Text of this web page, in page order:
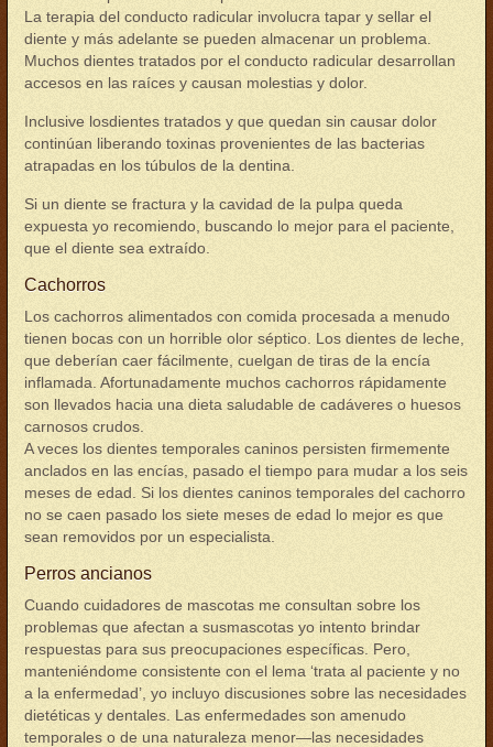
La terapia del conducto radicular involucra tapar y sellar el
diente y más adelante se pueden almacenar un problema.
Muchos dientes tratados por el conducto radicular desarrollan
accesos en las raíces y causan molestias y dolor.
Inclusive losdientes tratados y que quedan sin causar dolor
continúan liberando toxinas provenientes de las bacterias
atrapadas en los túbulos de la dentina.
Si un diente se fractura y la cavidad de la pulpa queda
expuesta yo recomiendo, buscando lo mejor para el paciente,
que el diente sea extraído.
Cachorros
Los cachorros alimentados con comida procesada a menudo
tienen bocas con un horrible olor séptico. Los dientes de leche,
que deberían caer fácilmente, cuelgan de tiras de la encía
inflamada. Afortunadamente muchos cachorros rápidamente
son llevados hacia una dieta saludable de cadáveres o huesos
carnosos crudos.
A veces los dientes temporales caninos persisten firmemente
anclados en las encías, pasado el tiempo para mudar a los seis
meses de edad. Si los dientes caninos temporales del cachorro
no se caen pasado los siete meses de edad lo mejor es que
sean removidos por un especialista.
Perros ancianos
Cuando cuidadores de mascotas me consultan sobre los
problemas que afectan a susmascotas yo intento brindar
respuestas para sus preocupaciones específicas. Pero,
manteniéndome consistente con el lema ‘trata al paciente y no
a la enfermedad’, yo incluyo discusiones sobre las necesidades
dietéticas y dentales. Las enfermedades son amenudo
temporales o de una naturaleza menor—las necesidades